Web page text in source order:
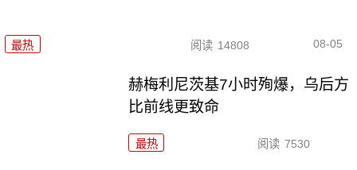
最热 阅读 14808 08-05
赫梅利尼茨基7小时殉爆，乌后方
比前线更致命
最热 阅读 7530